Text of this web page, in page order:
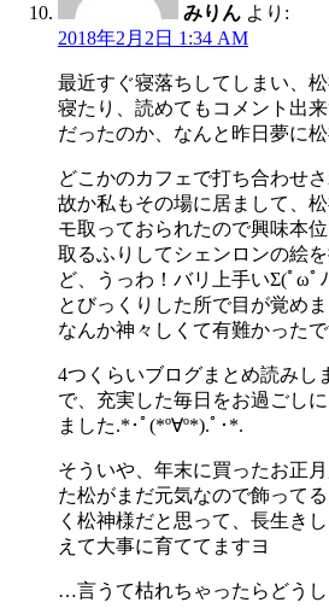
みりん より:
2018年2月2日 1:34 AM
最近すぐ寝落ちしてしまい、
寝たり、読めてもコメント出
だったのか、なんと昨日夢に
どこかのカフェで打ち合わせ
故か私もその場に居まして、
モ取っておられたので興味本
取るふりしてシェンロンの絵
ど、うっわ！バリ上手いΣ(ﾟωﾟ
とびっくりした所で目が覚め
なんか神々しくて有難かった
4つくらいブログまとめ読みし
で、充実した毎日をお過ごし
ました.*･ﾟ(*º∀º*).ﾟ･*.
そういや、年末に買ったお正
た松がまだ元気なので飾って
く松神様だと思って、長生き
えて大事に育ててますヨ
…言うて枯れちゃったらどう